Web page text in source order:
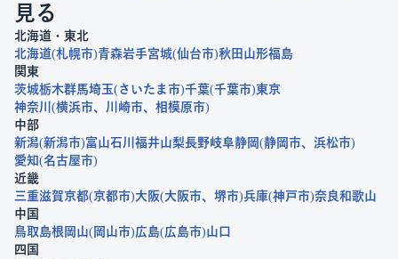
見る
北海道・東北
北海道 札幌市 青森岩手宮城 仙台市 秋田 山形福島
関東
茨城栃木群馬埼玉 さいたま市 千葉 千葉市 東京
神奈川
横浜市 川崎市
相模原市
中部
新潟 新潟市 富山石川 福井山梨長野岐阜静岡 静岡市
浜松市
愛知 名古屋市
近畿
三重滋賀京都 京都市 大阪 大阪市 堺市 兵庫 神戸市 奈良和歌山
中国
鳥取 島根 岡山 岡山市 広島 広島市 山口
四国